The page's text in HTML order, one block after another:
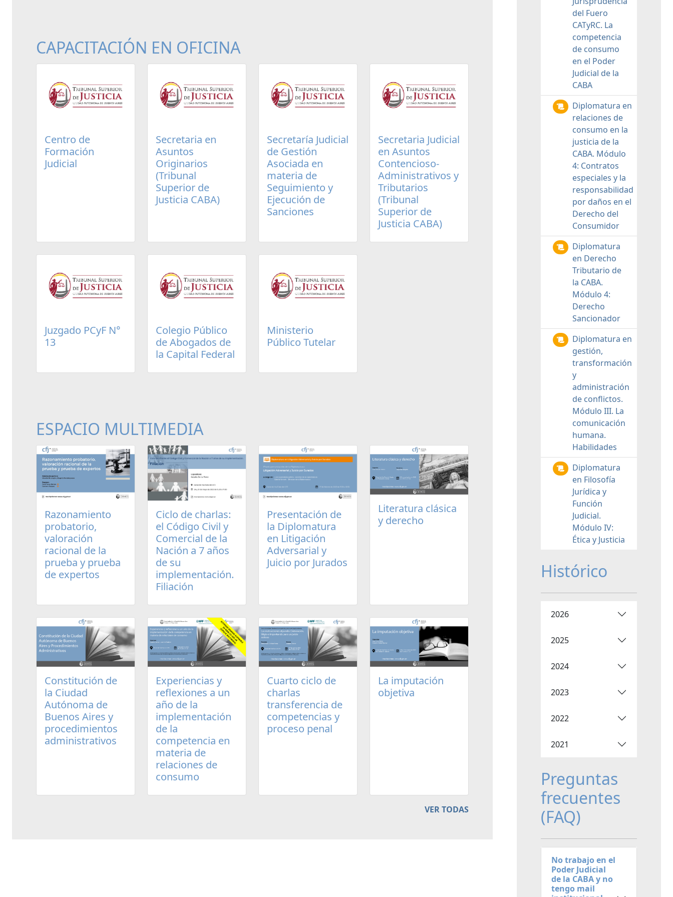
CAPACITACIÓN EN OFICINA
Centro de
Formación
Judicial
Secretaria en
Asuntos
Originarios
(Tribunal
Superior de
Justicia CABA)
Secretaría Judicial
de Gestión
Asociada en
materia de
Seguimiento y
Ejecución de
Sanciones
Secretaria Judicial
en Asuntos
Contencioso-
Administrativos y
Tributarios
(Tribunal
Superior de
Justicia CABA)
Juzgado PCyF N°
13
Colegio Público
de Abogados de
la Capital Federal
Ministerio
Público Tutelar
ESPACIO MULTIMEDIA
Razonamiento
probatorio,
valoración
racional de la
prueba y prueba
de expertos
Ciclo de charlas:
el Código Civil y
Comercial de la
Nación a 7 años
de su
implementación.
Filiación
Presentación de
la Diplomatura
en Litigación
Adversarial y
Juicio por Jurados
Literatura clásica
y derecho
Constitución de
la Ciudad
Autónoma de
Buenos Aires y
procedimientos
administrativos
Experiencias y
reflexiones a un
año de la
implementación
de la
competencia en
materia de
relaciones de
consumo
Cuarto ciclo de
charlas
transferencia de
competencias y
proceso penal
La imputación
objetiva
VER TODAS
del Fuero
CATyRC. La
competencia
de consumo
en el Poder
Judicial de la
CABA
Diplomatura en
relaciones de
consumo en la
justicia de la
CABA. Módulo
4: Contratos
especiales y la
responsabilidad
por daños en el
Derecho del
Consumidor
Diplomatura
en Derecho
Tributario de
la CABA.
Módulo 4:
Derecho
Sancionador
Diplomatura en
gestión,
transformación
y
administración
de conflictos.
Módulo III. La
comunicación
humana.
Habilidades
Diplomatura
en Filosofía
Jurídica y
Función
Judicial.
Módulo IV:
Ética y Justicia
Histórico
2026
2025
2024
2023
2022
2021
Preguntas
frecuentes
(FAQ)
No trabajo en el
Poder Judicial
de la CABA y no
tengo mail